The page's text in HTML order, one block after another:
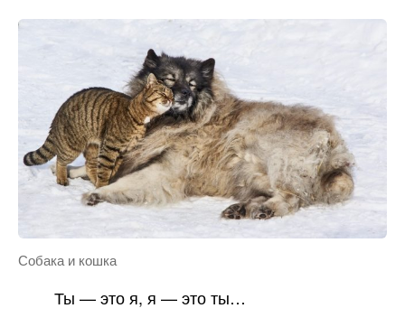
Собака и кошка
Ты — это я, я — это ты…